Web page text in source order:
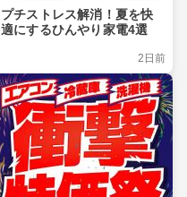
プチストレス解消！夏を快
適にするひんやり家電4選
2日前